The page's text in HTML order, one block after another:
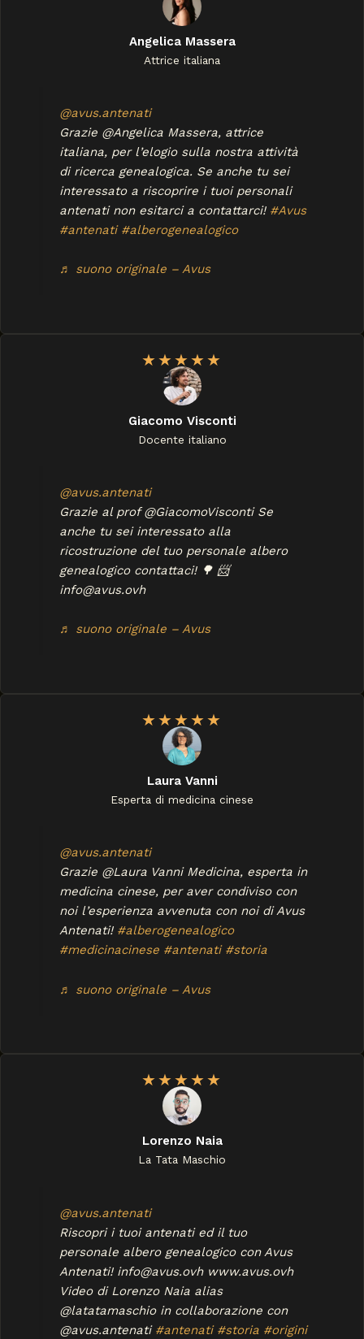
Angelica Massera
Attrice italiana
@avus.antenati
Grazie @Angelica Massera, attrice
italiana, per l’elogio sulla nostra attività
di ricerca genealogica. Se anche tu sei
interessato a riscoprire i tuoi personali
antenati non esitarci a contattarci! #Avus
#antenati #alberogenealogico
♬ suono originale – Avus
★★★★★
Giacomo Visconti
Docente italiano
@avus.antenati
Grazie al prof @GiacomoVisconti Se
anche tu sei interessato alla
ricostruzione del tuo personale albero
genealogico contattaci! 🌳 📨
info@avus.ovh
♬ suono originale – Avus
★★★★★
Laura Vanni
Esperta di medicina cinese
@avus.antenati
Grazie @Laura Vanni Medicina, esperta in
medicina cinese, per aver condiviso con
noi l’esperienza avvenuta con noi di Avus
Antenati! #alberogenealogico
#medicinacinese #antenati #storia
♬ suono originale – Avus
★★★★★
Lorenzo Naia
La Tata Maschio
@avus.antenati
Riscopri i tuoi antenati ed il tuo
personale albero genealogico con Avus
Antenati! info@avus.ovh www.avus.ovh
Video di Lorenzo Naia alias
@latatamaschio in collaborazione con
@avus.antenati #antenati #storia #origini